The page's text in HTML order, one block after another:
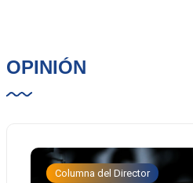
OPINIÓN
Columna del Director